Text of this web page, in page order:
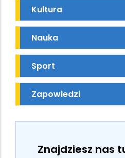
Kultura
Nauka
Sport
Zapowiedzi
Znajdziesz nas